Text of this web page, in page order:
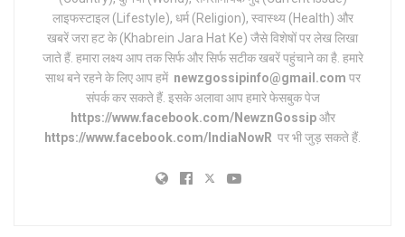
लाइफस्टाइल (Lifestyle), धर्म (Religion), स्वास्थ्य (Health) और
खबरें जरा हट के (Khabrein Jara Hat Ke) जैसे विशेषों पर लेख लिखा
जाते हैं. हमारा लक्ष्य आप तक सिर्फ और सिर्फ सटीक खबरें पहुंचाने का है. हमारे
साथ बने रहने के लिए आप हमें newzgossipinfo@gmail.com पर
संपर्क कर सकते हैं. इसके अलावा आप हमारे फेसबुक पेज
https://www.facebook.com/NewznGossipऔर
https://www.facebook.com/IndiaNowR पर भी जुड़ सकते हैं.